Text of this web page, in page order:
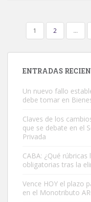
PAGINACIÓN
ENTRADAS
1 2 …
ENTRADAS
Un nuevo fallo
debe tomar en
Claves de los
que se debate en el
Privada
CABA: ¿Qué
obligatorias tras la
Vence HOY el plazo
en el Monotributo